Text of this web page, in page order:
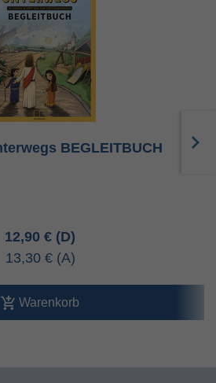
BEGLEITBUCH
12,90 €
13,30 €
Warenkorb